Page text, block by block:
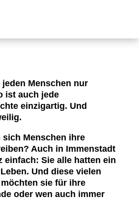
jeden Menschen nur
ist auch jede
einzigartig. Und
sich Menschen ihre
Auch in Immenstadt
einfach: Sie alle hatten ein
Und diese vielen
sie für ihre
oder wen auch immer